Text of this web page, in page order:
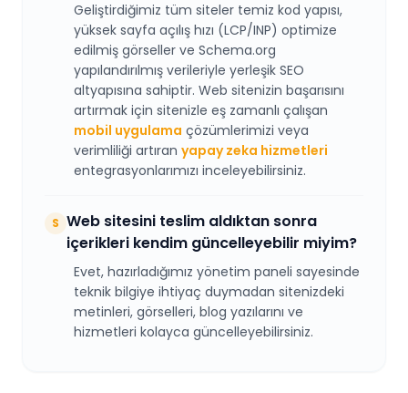
Geliştirdiğimiz tüm siteler temiz kod yapısı,
yüksek sayfa açılış hızı (LCP/INP) optimize
edilmiş görseller ve Schema.org
yapılandırılmış verileriyle yerleşik SEO
altyapısına sahiptir. Web sitenizin başarısını
artırmak için sitenizle eş zamanlı çalışan
mobil uygulama çözümlerimizi veya
verimliliği artıran yapay zeka hizmetleri
entegrasyonlarımızı inceleyebilirsiniz.
S Web sitesini teslim aldıktan sonra
içerikleri kendim güncelleyebilir miyim?
Evet, hazırladığımız yönetim paneli sayesinde
teknik bilgiye ihtiyaç duymadan sitenizdeki
metinleri, görselleri, blog yazılarını ve
hizmetleri kolayca güncelleyebilirsiniz.